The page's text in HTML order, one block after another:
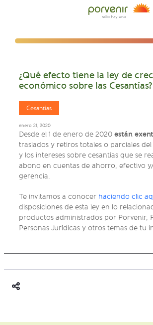
¿Qué efecto tiene la ley de
económico sobre las Cesantías?
Cesantías
enero 21, 2020
Desde el 1 de enero de 2020 están
traslados y retiros totales o parciales
y los intereses sobre cesantías que se
abono en cuentas de ahorro, efectivo
gerencia.
Te invitamos a conocer haciendo clic
disposiciones de esta ley en lo
productos administrados por Porvenir,
Personas Jurídicas y otros temas de tu